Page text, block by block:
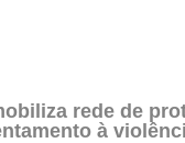
rede de
à